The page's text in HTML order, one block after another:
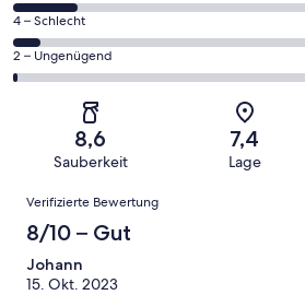
Gästebewertungen
haben
eine
Bewertung
Hervorragend
174
Gästebewertungen
haben
eine
Bewertung
Gut
von
insgesamt
174
Gästebewertungen
Bewertung
Okay
11
von
insgesamt
Gästebewertungen
von
Schlecht
4 – Schlecht
1
von
insgesamt
Gästebewertungen
haben
eine
von
2 – Ungenügend
8,6
Sauberkeit
7,4
Lage
Bewertungen
Verifizierte Bewertung
8/10 – Gut
Johann
15. Okt. 2023